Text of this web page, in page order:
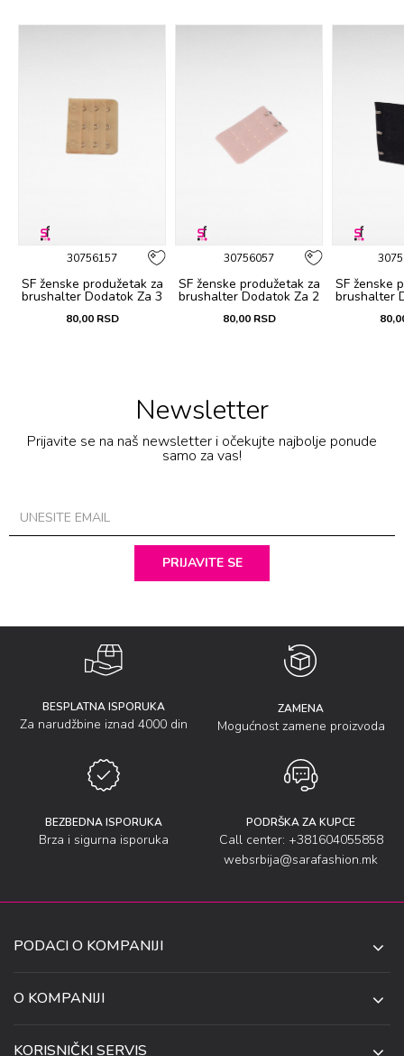
30756157
SF ženske produžetak za
brushalter Dodatok Za 3
80,00 RSD
30756057
SF ženske produžetak za
brushalter Dodatok Za 2
80,00 RSD
SF ženske
brushalter
Newsletter
Prijavite se na naš newsletter i očekujte najbolje ponude
samo za vas!
PRIJAVITE SE
BESPLATNA ISPORUKA
Za narudžbine iznad 4000 din
ZAMENA
Mogućnost zamene proizvoda
BEZBEDNA ISPORUKA
Brza i sigurna isporuka
PODRŠKA ZA KUPCE
Call center: +381604055858
websrbija@sarafashion.mk
PODACI O KOMPANIJI
UL. ANETE ANDREJEVIĆ 13
O KOMPANIJI
KORISNIČKI SERVIS